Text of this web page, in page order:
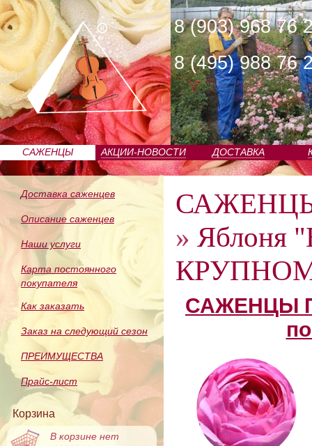
8 (903) 968 76
8 (495) 988 76
САЖЕНЦЫ
ПИТОМНИКА
АКЦИИ-НОВОСТИ ДОСТАВКА
Доставка саженцев
Описание саженцев
Наши услуги
Карта постоянного
покупателя
Как заказать
Заказ на следующий сезон
ПРЕИМУЩЕСТВА
Прайс-лист
Корзина
В корзине нет
» Яблоня
САЖЕНЦЫ